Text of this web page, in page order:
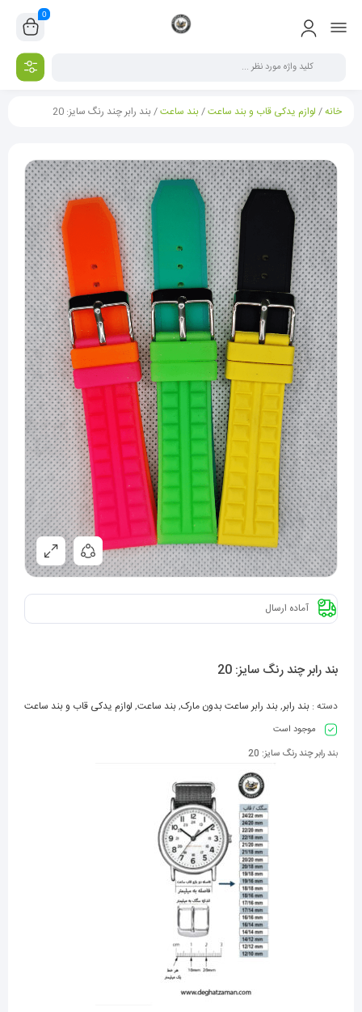
0
خانه/ لوازم یدکی قاب و بند ساعت/بند ساعت/ بند رابر چند رنگ سایز: 20
آماده ارسال
بند رابر چند رنگ سایز: 20
دسته : بند رابر,بند رابر ساعت بدون مارک,بند ساعت, لوازم یدکی قاب و بند ساعت
موجود است
بند رابر چند رنگ سایز: 20